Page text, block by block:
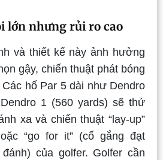
lớn nhưng rủi ro cao
và thiết kế này ảnh hưởng
gậy, chiến thuật phát bóng
hố Par 5 dài như Dendro
1 (560 yards) sẽ thử
xa và chiến thuật “lay-up”
“go for it” (cố gắng đạt
của golfer. Golfer cần